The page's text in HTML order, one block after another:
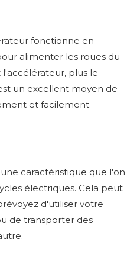
fonctionne en
alimenter les roues du
plus le
un excellent moyen de
et facilement.
caractéristique que l'on
électriques. Cela peut
d'utiliser votre
de transporter des